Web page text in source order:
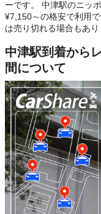
ーです。 中津駅のニッ
¥7,150～の格安で利用
は売り切れる場合もあり
中津駅到着から
間について